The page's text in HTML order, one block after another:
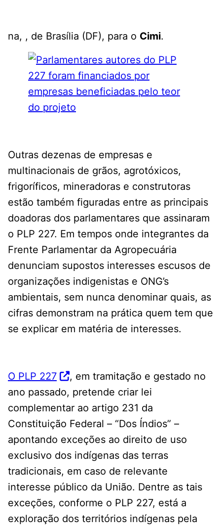
na, , de Brasília (DF), para o Cimi.
Outras dezenas de empresas e
multinacionais de grãos, agrotóxicos,
frigoríficos, mineradoras e construtoras
estão também figuradas entre as principais
doadoras dos parlamentares que assinaram
o PLP 227. Em tempos onde integrantes da
Frente Parlamentar da Agropecuária
denunciam supostos interesses escusos de
organizações indigenistas e ONG’s
ambientais, sem nunca denominar quais, as
cifras demonstram na prática quem tem que
se explicar em matéria de interesses.
O PLP 227
, em tramitação e gestado no
ano passado, pretende criar lei
complementar ao artigo 231 da
Constituição Federal – “Dos Índios” –
apontando exceções ao direito de uso
exclusivo dos indígenas das terras
tradicionais, em caso de relevante
interesse público da União. Dentre as tais
exceções, conforme o PLP 227, está a
exploração dos territórios indígenas pela